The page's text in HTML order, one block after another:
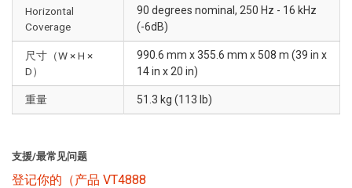
Horizontal
Coverage
90 degrees nominal, 250 Hz - 16 kHz
(-6dB)
尺寸（W × H ×
D）
990.6 mm x 355.6 mm x 508 m (39 in x
14 in x 20 in)
重量 51.3 kg (113 lb)
支援/最常见问题
登记你的（产品 VT4888